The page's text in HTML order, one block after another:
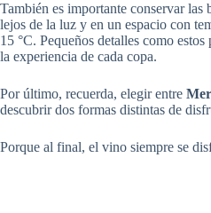
También es importante conservar
lejos de la luz y en un espacio con
15 °C. Pequeños detalles como
la experiencia de cada copa.
Por último, recuerda, elegir entre
descubrir dos formas distintas de
Porque al final, el vino siempre se